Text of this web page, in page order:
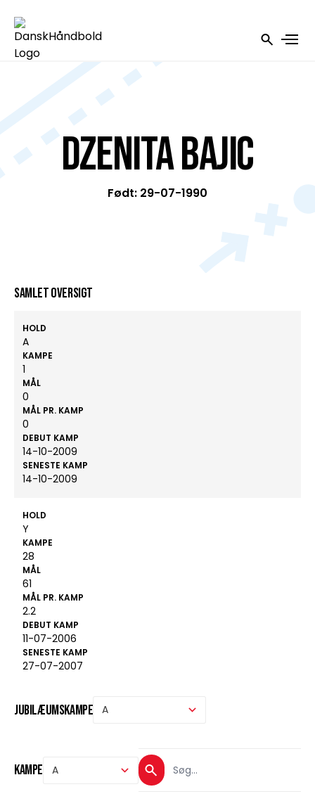
Dzenita Bajic
Født: 29-07-1990
Samlet oversigt
HOLD
A
KAMPE
1
MÅL
0
MÅL PR. KAMP
0
DEBUT KAMP
14-10-2009
SENESTE KAMP
14-10-2009
HOLD
Y
KAMPE
28
MÅL
61
MÅL PR. KAMP
2.2
DEBUT KAMP
11-07-2006
SENESTE KAMP
27-07-2007
Jubilæumskampe
Kampe